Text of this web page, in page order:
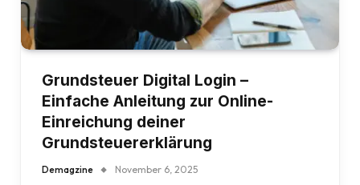
Grundsteuer Digital Login –
Einfache Anleitung zur Online-
Einreichung deiner
Grundsteuererklärung
Demagzine November 6, 2025